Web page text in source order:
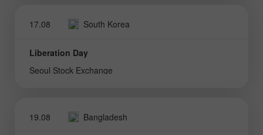
17.08 South Korea
Liberation Day
Seoul Stock Exchange
19.08 Bangladesh